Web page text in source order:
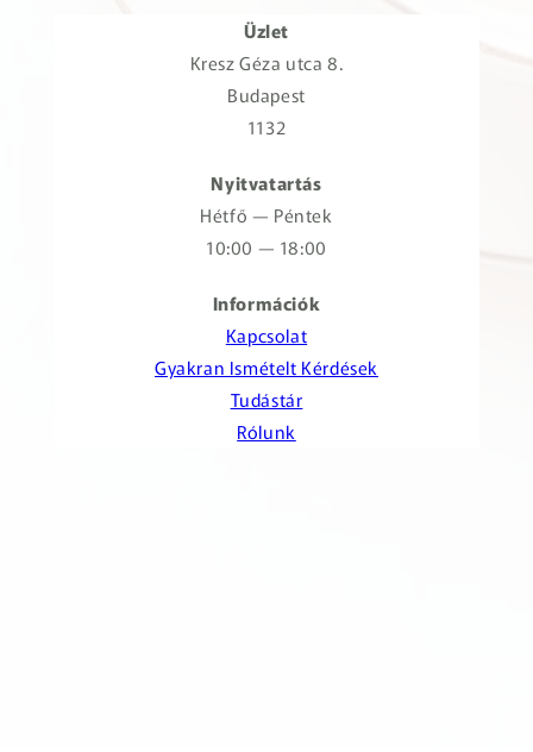
Üzlet
Kresz Géza utca 8.
Budapest
1132
Nyitvatartás
Hétfő — Péntek
10:00 — 18:00
Információk
Kapcsolat
Gyakran Ismételt Kérdések
Tudástár
Rólunk